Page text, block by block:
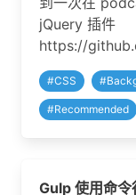
jQuery 插件
https://
#CSS #
#Recommended
Gulp 使用命令